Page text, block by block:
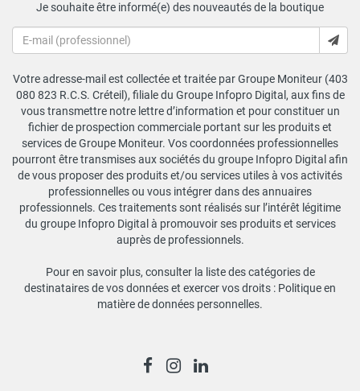
Je souhaite être informé(e) des nouveautés de la boutique
Votre adresse-mail est collectée et traitée par Groupe Moniteur (403
080 823 R.C.S. Créteil), filiale du Groupe Infopro Digital, aux fins de
vous transmettre notre lettre d’information et pour constituer un
fichier de prospection commerciale portant sur les produits et
services de Groupe Moniteur. Vos coordonnées professionnelles
pourront être transmises aux sociétés du groupe Infopro Digital afin
de vous proposer des produits et/ou services utiles à vos activités
professionnelles ou vous intégrer dans des annuaires
professionnels. Ces traitements sont réalisés sur l’intérêt légitime
du groupe Infopro Digital à promouvoir ses produits et services
auprès de professionnels.
Pour en savoir plus, consulter la liste des catégories de
destinataires de vos données et exercer vos droits : Politique en
matière de données personnelles.